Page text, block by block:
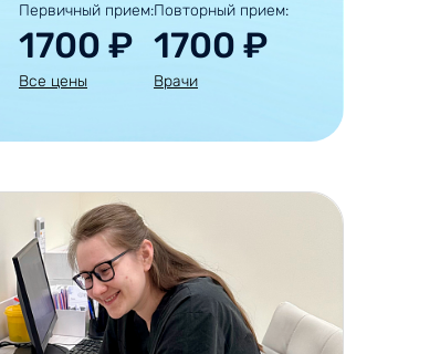
Первичный прием:
1700 ₽
Все цены
Повторный прием:
1700 ₽
Врачи